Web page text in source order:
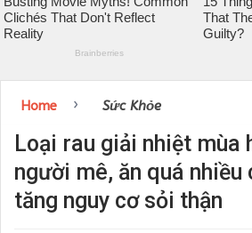
Home › Sức Khỏe
Loại rau giải nhiệt mùa
người mê, ăn quá nhiều
tăng nguy cơ sỏi thận